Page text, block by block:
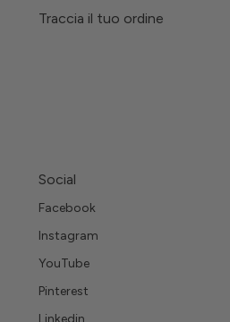
Traccia il tuo ordine
Social
Facebook
Instagram
YouTube
Pinterest